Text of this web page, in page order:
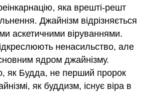
яка врешті-решт
Джайнізм відрізняється
аскетичними віруваннями.
ненасильство, але
ядром джайнізму.
як Будда, не перший пророк
як буддизм, існує віра в